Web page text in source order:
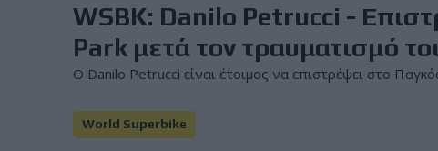
WSBK: Danilo Petrucci -
Park μετά τον τραυματισμό
Ο Danilo Petrucci είναι έτοιμος να επιστρέψει στο
World Superbike